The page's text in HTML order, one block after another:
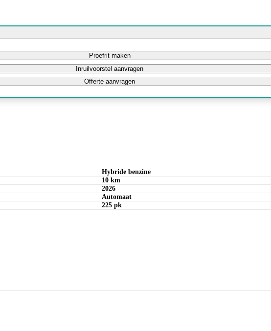
Proefrit maken
Inruilvoorstel aanvragen
Offerte aanvragen
Hybride benzine
10 km
2026
Automaat
225 pk